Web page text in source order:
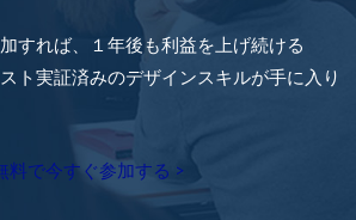
すれば、１年後も利益を上げ続ける
ト実証済みのデザインスキルが手に入り
料で今すぐ参加する >